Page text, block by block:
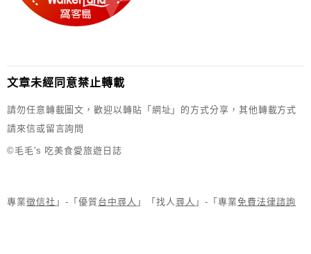
文章未經同意禁止轉載
請勿任意轉載圖文，歡迎以轉貼「網址」的方式分享，其他轉載方式
請來信或留言詢問
©毛毛's 吃美食愛旅遊日誌
專業徵信社 」-「優質台中尋人 」「找人 尋人 」-「專業免費法律諮詢